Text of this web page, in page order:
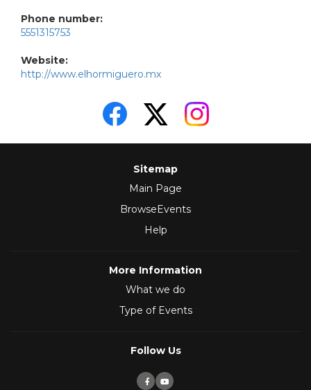
Phone number:
5551315753
Website:
http://www.elhormiguero.mx
Sitemap
Main Page
BrowseEvents
Help
More Information
What we do
Type of Events
Follow Us